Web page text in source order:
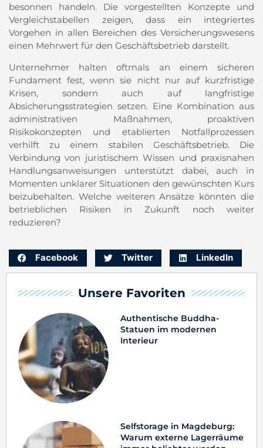
Unsere Favoriten
Authentische Buddha-
Statuen im modernen
Interieur
Selfstorage in Magdeburg:
Warum externe Lagerräume
besonnen handeln. Die vorgestellten Konzepte und
Vergleichstabellen zeigen, dass ein integriertes
Vorgehen in allen Bereichen des Versicherungswesens
einen Mehrwert für den Geschäftsbetrieb darstellt.
Unternehmer halten oftmals an einem sicheren
Fundament fest, wenn sie nicht nur auf kurzfristige
Krisen, sondern auch auf langfristige
Absicherungsstrategien setzen. Eine Kombination aus
administrativen Maßnahmen, proaktiven
Risikokonzepten und etablierten Notfallprozessen
verhilft zu einem stabilen Geschäftsbetrieb. Die
Verbindung von juristischem Wissen und praxisnahen
Handlungsanweisungen unterstützt dabei, auch in
Momenten unklarer Situationen den gewünschten Kurs
beizubehalten. Welche weiteren Ansätze könnten die
betrieblichen Risiken in Zukunft noch weiter
reduzieren?
Facebook Twitter LinkedIn